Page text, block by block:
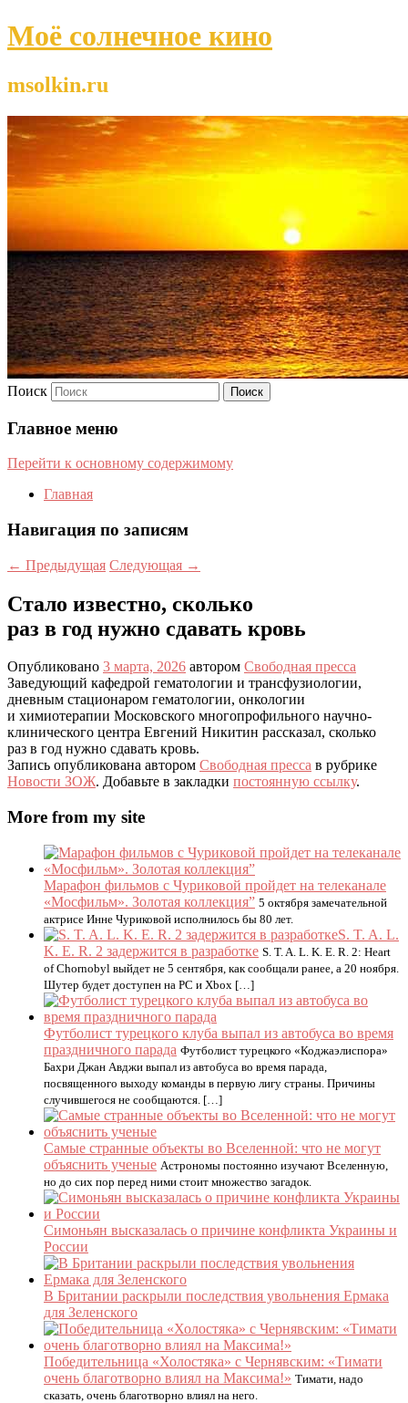
Моё солнечное кино
msolkin.ru
Поиск
Главное меню
Перейти к основному содержимому
Главная
Навигация по записям
← Предыдущая Следующая →
Стало известно, сколько
раз в год нужно сдавать кровь
Опубликовано 3 марта, 2026 автором Свободная пресса
Заведующий кафедрой гематологии и трансфузиологии,
дневным стационаром гематологии, онкологии
и химиотерапии Московского многопрофильного научно-
клинического центра Евгений Никитин рассказал, сколько
раз в год нужно сдавать кровь.
Запись опубликована автором Свободная пресса в рубрике
Новости ЗОЖ. Добавьте в закладки постоянную ссылку.
More from my site
Марафон фильмов с Чуриковой пройдет на телеканале
«Мосфильм». Золотая коллекция” 5 октября замечательной
актрисе Инне Чуриковой исполнилось бы 80 лет.
S. T. A. L.
K. E. R. 2 задержится в разработке S. T. A. L. K. E. R. 2: Heart
of Chornobyl выйдет не 5 сентября, как сообщали ранее, а 20 ноября.
Шутер будет доступен на PC и Xbox […]
Футболист турецкого клуба выпал из автобуса во время
праздничного парада Футболист турецкого «Коджаэлиспора»
Бахри Джан Авджи выпал из автобуса во время парада,
посвященного выходу команды в первую лигу страны. Причины
случившегося не сообщаются. […]
Самые странные объекты во Вселенной: что не могут
объяснить ученые Астрономы постоянно изучают Вселенную,
но до сих пор перед ними стоит множество загадок.
Симоньян высказалась о причине конфликта Украины и
России
В Британии раскрыли последствия увольнения Ермака
для Зеленского
Победительница «Холостяка» с Чернявским: «Тимати
очень благотворно влиял на Максима!» Тимати, надо
сказать, очень благотворно влиял на него.